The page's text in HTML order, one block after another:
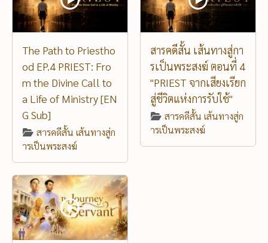
The Path to Priestho
od EP.4 PRIEST: Fro
m the Divine Call to
a Life of Ministry [EN
G Sub]
สารคดีสั้น เส้นทางสู่ก
ารเป็นพระสงฆ์
สารคดีสั้น เส้นทางสู่กา
รเป็นพระสงฆ์ ตอนที่ 4
"PRIEST จากเสียงเรียก
สู่ชีวิตแห่งการรับใช้"
สารคดีสั้น เส้นทางสู่ก
ารเป็นพระสงฆ์